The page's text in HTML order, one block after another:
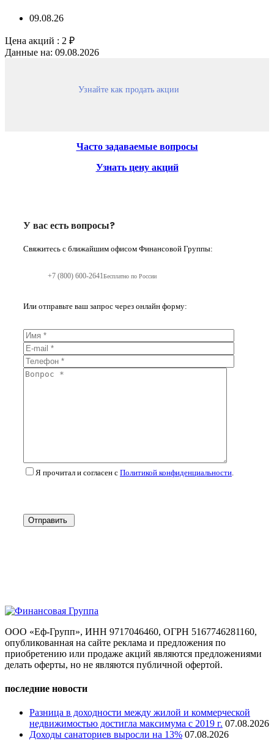
09.08.26
Цена акций : 2 ₽
Данные на: 09.08.2026
Узнайте как продать акции
Часто задаваемые вопросы
Узнать цену акций
У вас есть вопросы?
Свяжитесь с ближайшим офисом Финансовой Группы:
+7 (800) 600-2641Бесплатно по России
Или отправьте ваш запрос через онлайн форму:
Я прочитал и согласен с Политикой конфиденциальности
Отправить
ООО «Еф-Групп», ИНН 9717046460, ОГРН 5167746281160,
опубликованная на сайте реклама и предложения по
приобретению или продаже акций являются предложениями
делать оферты, но не являются публичной офертой.
последние новости
Разница в доходности между жилой и коммерческой
недвижимостью достигла максимума с 2019 г. 07.08.2026
Доходы санаториев выросли на 13% 07.08.2026